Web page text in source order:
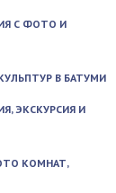
С ФОТО И
В БАТУМИ
ЭКСКУРСИЯ И
КОМНАТ,